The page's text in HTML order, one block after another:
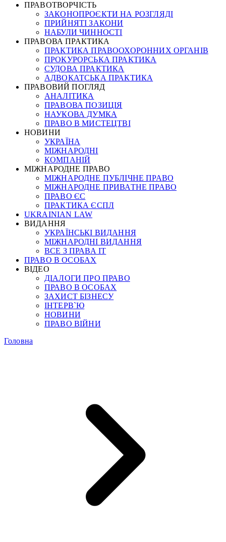
ПРАВОТВОРЧІСТЬ
ЗАКОНОПРОЄКТИ НА РОЗГЛЯДІ
ПРИЙНЯТІ ЗАКОНИ
НАБУЛИ ЧИННОСТІ
ПРАВОВА ПРАКТИКА
ПРАКТИКА ПРАВООХОРОННИХ ОРГАНІВ
ПРОКУРОРСЬКА ПРАКТИКА
СУДОВА ПРАКТИКА
АДВОКАТСЬКА ПРАКТИКА
ПРАВОВИЙ ПОГЛЯД
АНАЛІТИКА
ПРАВОВА ПОЗИЦІЯ
НАУКОВА ДУМКА
ПРАВО В МИСТЕЦТВІ
НОВИНИ
УКРАЇНА
МІЖНАРОДНІ
КОМПАНІЙ
МІЖНАРОДНЕ ПРАВО
МІЖНАРОДНЕ ПУБЛІЧНЕ ПРАВО
МІЖНАРОДНЕ ПРИВАТНЕ ПРАВО
ПРАВО ЄС
ПРАКТИКА ЄСПЛ
UKRAINIAN LAW
ВИДАННЯ
УКРАЇНСЬКІ ВИДАННЯ
МІЖНАРОДНІ ВИДАННЯ
ВСЕ З ПРАВА ІТ
ПРАВО В ОСОБАХ
ВІДЕО
ДІАЛОГИ ПРО ПРАВО
ПРАВО В ОСОБАХ
ЗАХИСТ БІЗНЕСУ
ІНТЕРВ`Ю
НОВИНИ
ПРАВО ВІЙНИ
Головна